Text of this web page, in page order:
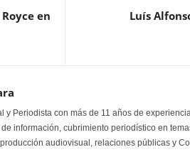
en
Luís
y Periodista con más de 11 años de
información, cubrimiento periodístico en
audiovisual, relaciones públicas y